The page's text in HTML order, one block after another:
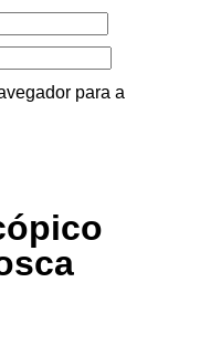
para a